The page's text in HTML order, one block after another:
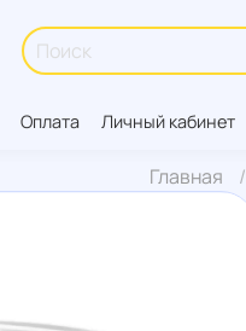
Оплата Личный кабинет
Главная